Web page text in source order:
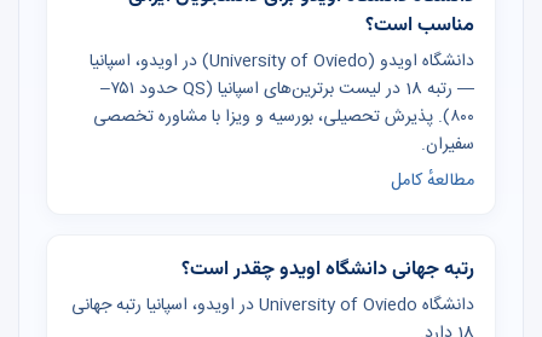
مناسب است؟
دانشگاه اویدو (University of Oviedo) در اویدو، اسپانیا
— رتبه 18 در لیست برترین‌های اسپانیا (QS حدود ۷۵۱–
۸۰۰). پذیرش تحصیلی، بورسیه و ویزا با مشاوره تخصصی
سفیران.
مطالعهٔ کامل
رتبه جهانی دانشگاه اویدو چقدر است؟
دانشگاه University of Oviedo در اویدو، اسپانیا رتبه جهانی